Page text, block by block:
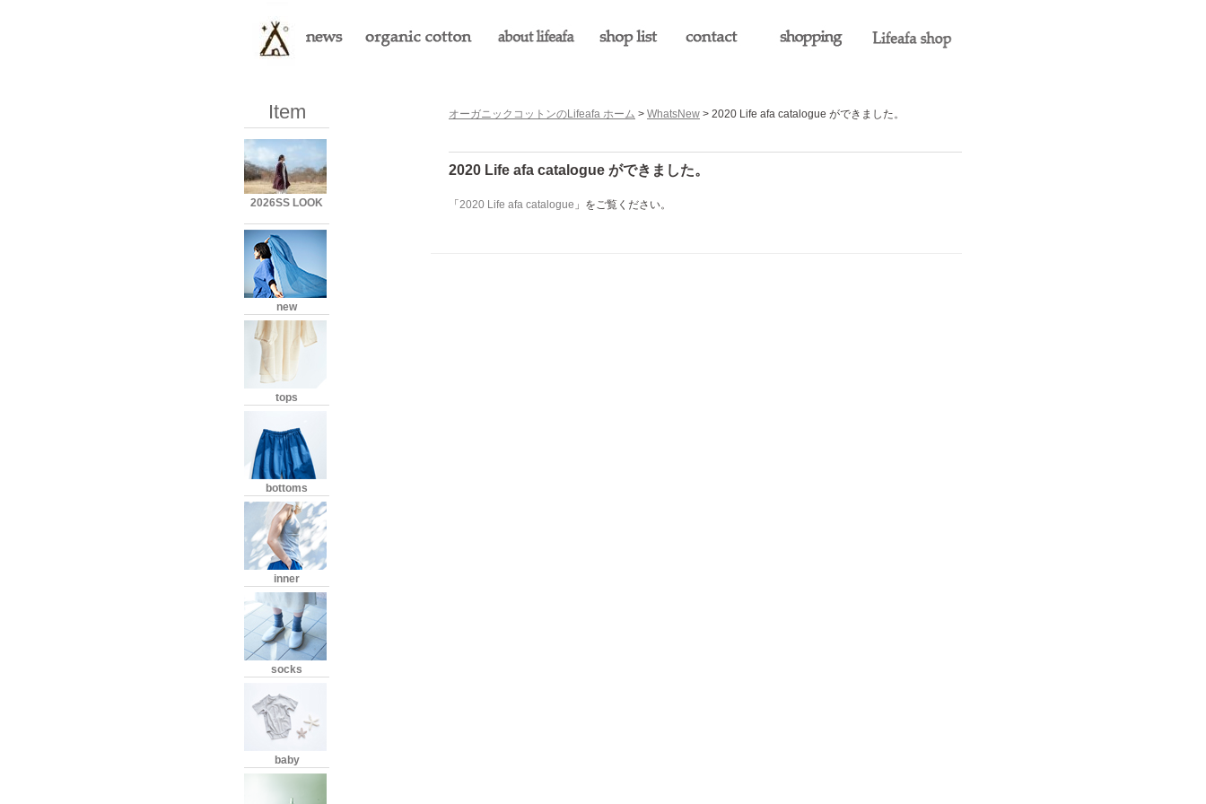
オーガニックコットンのLifeafa ホーム > WhatsNew > 2020 Life afa catalogue ができました。
2020 Life afa catalogue ができました。
「2020 Life afa catalogue 」をご覧ください。
Item
2026SS LOOK
new
tops
bottoms
inner
socks
baby